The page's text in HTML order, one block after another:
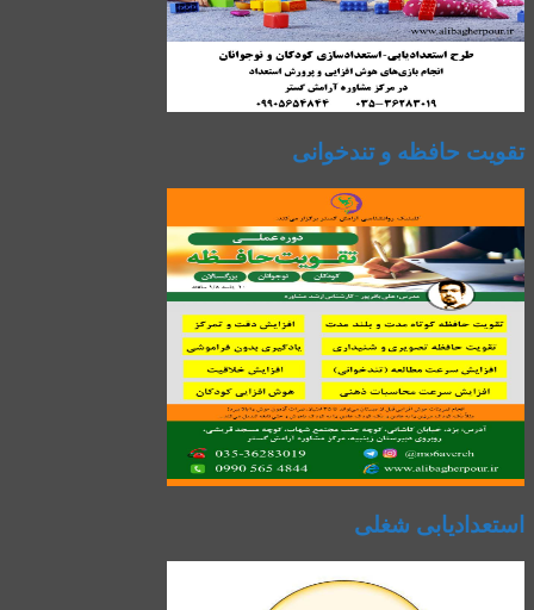
تقویت حافظه و تندخوانی
استعدادیابی شغلی